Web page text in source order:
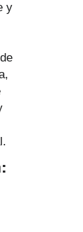
y